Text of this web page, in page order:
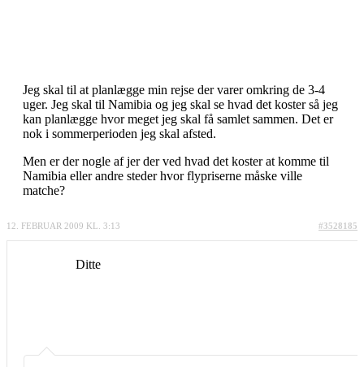
Jeg skal til at planlægge min rejse der varer omkring de 3-4
uger. Jeg skal til Namibia og jeg skal se hvad det koster så jeg
kan planlægge hvor meget jeg skal få samlet sammen. Det er
nok i sommerperioden jeg skal afsted.
Men er der nogle af jer der ved hvad det koster at komme til
Namibia eller andre steder hvor flypriserne måske ville
matche?
12. FEBRUAR 2009 KL. 3:13 #3528185
Ditte